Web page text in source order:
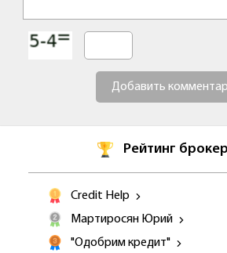
Добавить
Рейтинг
Credit Help
Мартиросян Юрий
"Одобрим кредит"